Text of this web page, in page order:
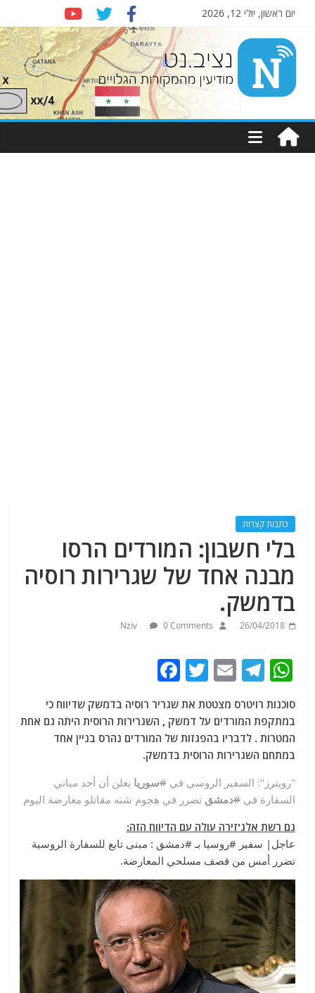
יום ראשון, יולי 12, 2026
Nziv.net
מודיעין
מהמקורות
כתבות קצרות
בלי חשבון: המורדים הרסו
מבנה אחד של שגרירות רוסיה
בדמשק.
26/04/2018
Nziv 0 Comments
W
at
s
A
p
p
T
e
g
ra
m
E
ai
l
T
itt
er
c
e
b
o
o
k
סוכנות רויטרס מצטטת את שגריר רוסיה בדמשק שדיווח כי
במתקפת המורדים על דמשק , השגרירות הרוסית היתה גם אחת
המטרות . לדבריו בהפגזות של המורדים נהרס בניין אחד
במתחם השגרירות הרוסית בדמשק.
"رويترز": السفير الروسي في#سوريا يعلن أن أحد مباني
السفارة في#دمشق تضرر في هجوم شنه مقاتلو معارضة اليوم
גם רשת אלג'זירה עולה עם הדיווח הזה:
عاجل| سفير #روسيا بـ #دمشق : مبنى تابع للسفارة الروسية
تضرر أمس من قصف مسلحي المعارضة.